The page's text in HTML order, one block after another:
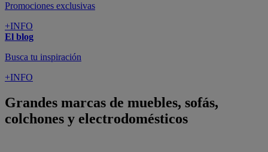
Promociones exclusivas
+INFO
El blog
Busca tu inspiración
+INFO
Grandes marcas de muebles, sofás,
colchones y electrodomésticos